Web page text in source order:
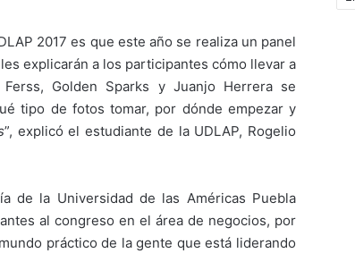
2017 es que este año se realiza un panel
explicarán a los participantes cómo llevar a
Golden Sparks y Juanjo Herrera se
tipo de fotos tomar, por dónde empezar y
”, explicó el estudiante de la UDLAP, Rogelio
de la Universidad de las Américas Puebla
al congreso en el área de negocios, por
práctico de la gente que está liderando